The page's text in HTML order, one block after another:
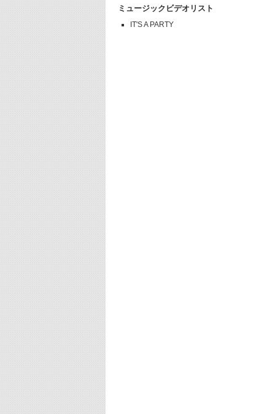
ミュージックビデオリスト
IT'S A PARTY